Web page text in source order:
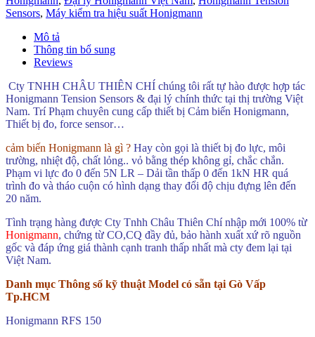
Germany
Sensors, Máy kiểm tra hiệu suất Honigmann
Mô tả
Thông tin bổ sung
Reviews
Cty TNHH CHÂU THIÊN CHÍ chúng tôi rất tự hào được hợp tác
Honigmann Tension Sensors & đại lý chính thức tại thị trường Việt
Nam. Trí Phạm chuyên cung cấp thiết bị Cảm biến Honigmann,
Thiết bị đo, force sensor…
cảm biến Honigmann là gì ? Hay còn gọi là thiết bị đo lực, môi
trường, nhiệt độ, chất lỏng.. vỏ bằng thép không gỉ, chắc chắn.
Phạm vi lực đo 0 đến 5N LR – Dải tần thấp 0 đến 1kN HR quá
trình đo và tháo cuộn có hình dạng thay đổi độ chịu đựng lên đến
20 năm.
Tình trạng hàng được Cty Tnhh Châu Thiên Chí nhập mới 100% từ
Honigmann, chứng từ CO,CQ đầy đủ, bảo hành xuất xứ rõ nguồn
gốc và đáp ứng giá thành cạnh tranh thấp nhất mà cty đem lại tại
Việt Nam.
Danh mục Thông số kỹ thuật Model có sẵn tại Gò Vấp
Tp.HCM
Honigmann RFS 150